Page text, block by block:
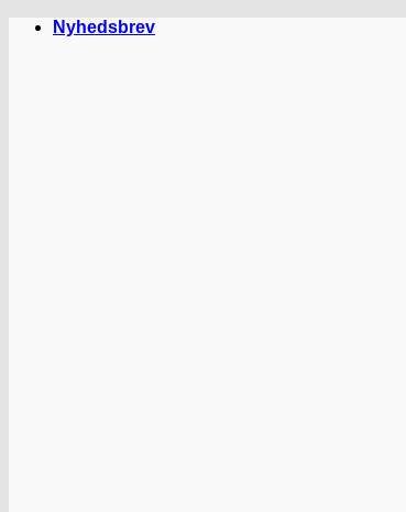
FortsætNyhedsbrev